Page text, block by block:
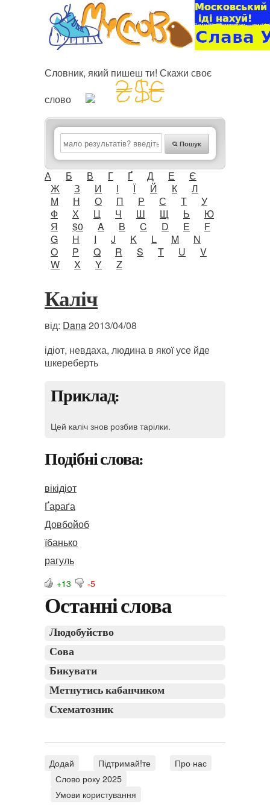
Словник, який пишеш ти! Скажи своє
слово
Пошук
А Б В Г Ґ Д Е
Є
Ж
З И І Ї Й К
Л
М
Н О П Р С Т
У
Ф
Х Ц Ч Ш Щ Ь
Ю
Я
$0 A B C D E
F
G
H I J K L M
N
O
P Q R S T U
V
W
X Y Z
Каліч
від: Dana2013/04/08
ідіот, невдаха, людина в якої усе йде
шкереберть
Приклад:
Цей каліч знов розбив тарілки.
Подібні слова:
вікідіот
Ґараґа
Довбойоб
їбанько
рагуль
+13 -5
Останні слова
Людобуйство
Сова
Бикувати
Метнутись кабанчиком
Схематозник
Додай Підтримай!те
Про нас
Слово року 2025
Умови користування